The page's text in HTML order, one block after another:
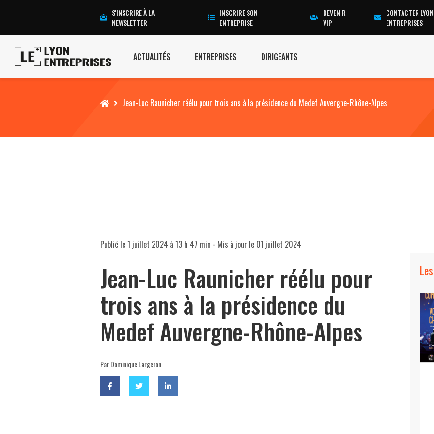
S'INSCRIRE À LA
NEWSLETTER
INSCRIRE SON
ENTREPRISE
DEVENIR
VIP
CONTACTER LYON
ENTREPRISES
ACTUALITÉS ENTREPRISES DIRIGEANTS
Accueil Jean-Luc Raunicher réélu pour trois ans à la présidence du Medef Auvergne-Rhône-Alpes
Publié le1 juillet 2024 à 13 h 47 min - Mis à jour le 01 juillet 2024
Jean-Luc Raunicher réélu pour
trois ans à la présidence du
Medef Auvergne-Rhône-Alpes
Par Dominique Largeron